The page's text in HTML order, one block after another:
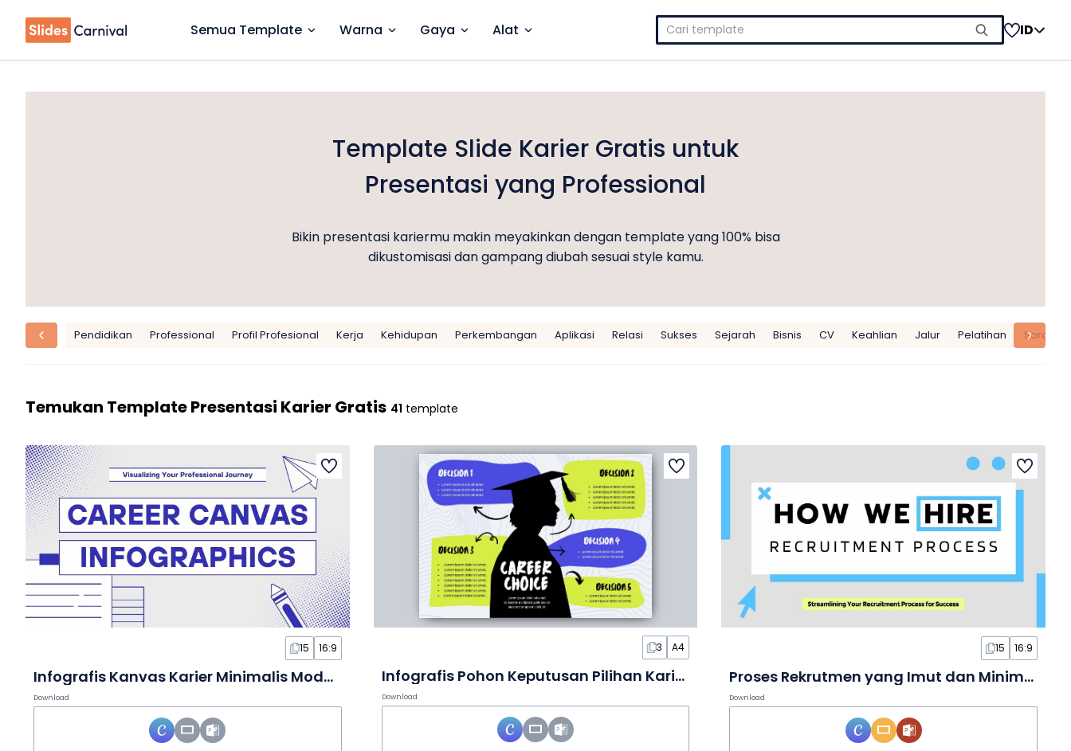
Semua Template Warna Gaya Alat
Cari
untuk:
ID
Template Slide Karier Gratis untuk
Presentasi yang Professional
Bikin presentasi kariermu makin meyakinkan dengan template yang 100% bisa
dikustomisasi dan gampang diubah sesuai style kamu.
Pendidikan Professional Profil Profesional Kerja Kehidupan Perkembangan Aplikasi Relasi Sukses Sejarah Bisnis CV Keahlian Jalur Pelatihan Sorotan
Temukan Template Presentasi Karier Gratis 41 template
15 16:9
Infografis Kanvas Karier Minimalis Modern dalam Slide
Download
3 A4
Infografis Pohon Keputusan Pilihan Karier yang Ilustratif dalam Slide
Download
15 16:9
Proses Rekrutmen yang Imut dan Minimalis dalam Slide
Download